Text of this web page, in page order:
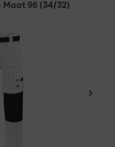
96 (34/32)